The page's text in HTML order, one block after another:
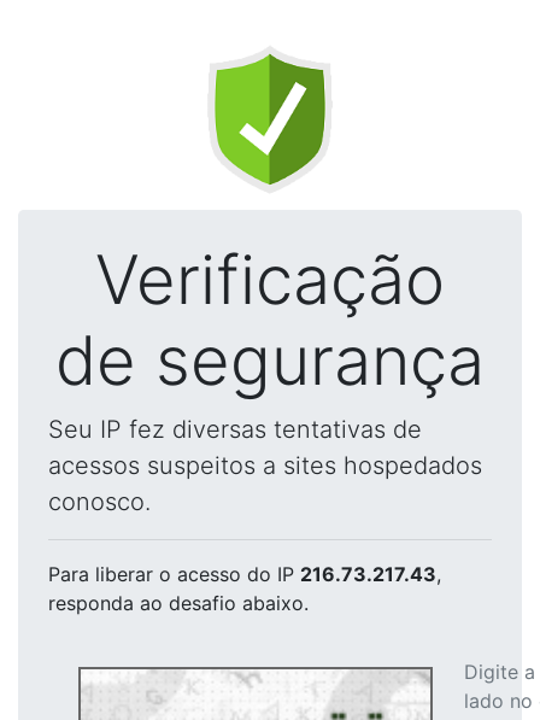
Verificação
de segurança
Seu IP fez diversas tentativas de
acessos suspeitos a sites hospedados
conosco.
Para liberar o acesso do IP 216.73.217.43,
responda ao desafio abaixo.
Digite
lado no